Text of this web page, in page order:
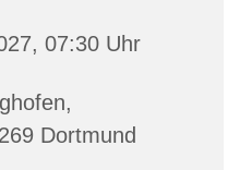
07:30 Uhr
Dortmund